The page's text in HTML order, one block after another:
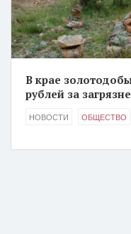
В крае
рублей за
НОВОСТИ ОБЩЕСТВО